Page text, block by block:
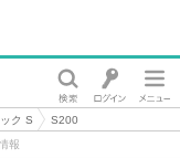
ク S
S200
報